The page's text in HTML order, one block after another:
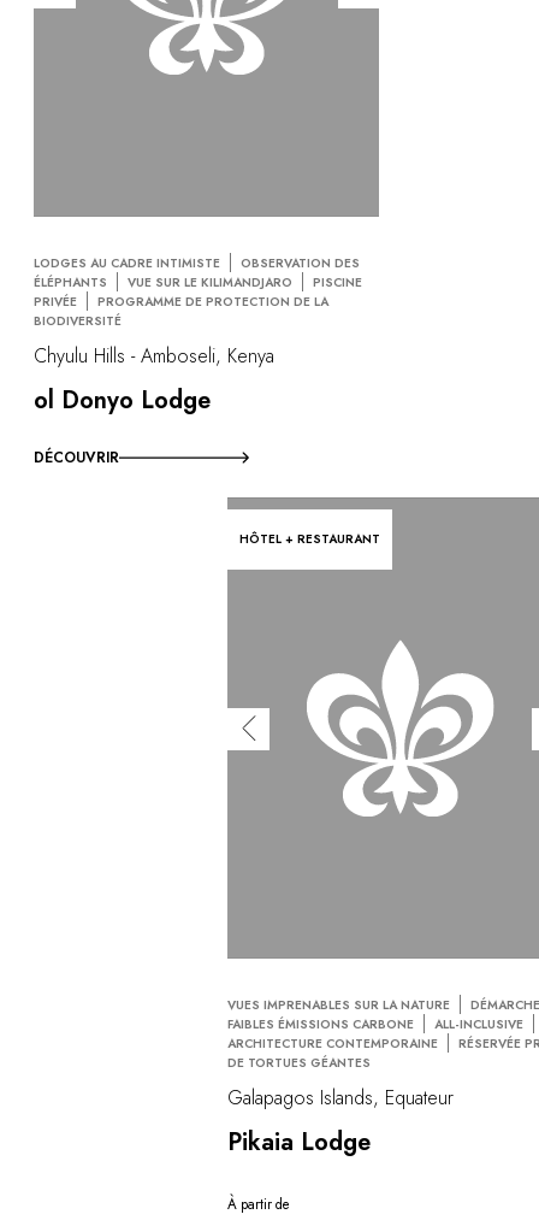
LODGES AU CADRE INTIMISTE
OBSERVATION DES
ÉLÉPHANTS
VUE SUR LE KILIMANDJARO
PISCINE
PRIVÉE
PROGRAMME DE PROTECTION DE LA
BIODIVERSITÉ
Chyulu Hills - Amboseli, Kenya
ol Donyo Lodge
DÉCOUVRIR
HÔTEL + RESTAURANT
VUES IMPRENABLES SUR LA NATURE
FAIBLES ÉMISSIONS CARBONE
ALL-INCLUSIVE
ARCHITECTURE CONTEMPORAINE
RÉSERVÉE
DE TORTUES GÉANTES
Galapagos Islands, Equateur
Pikaia Lodge
À partir de